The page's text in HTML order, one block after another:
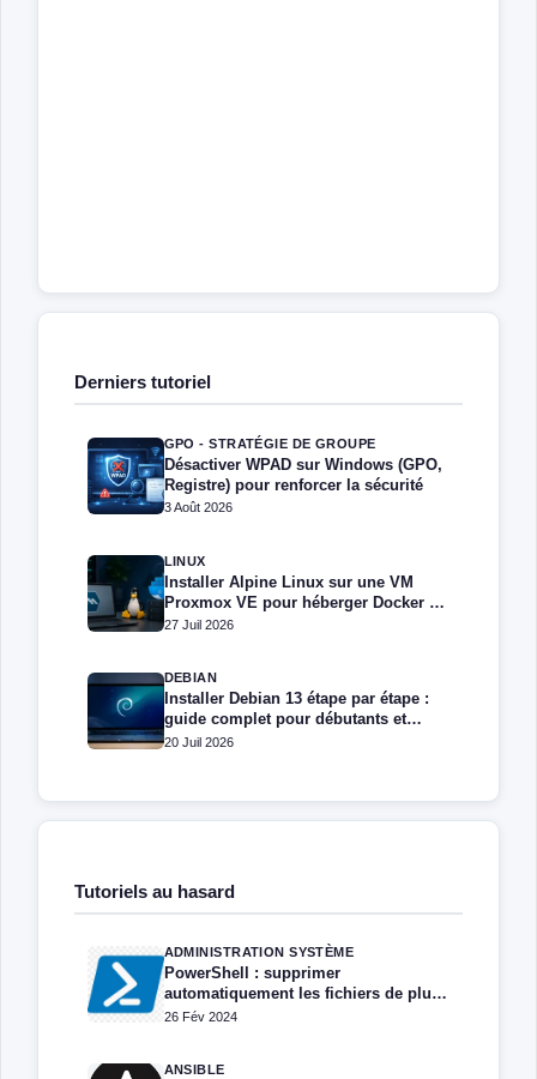
Derniers tutoriel
GPO - STRATÉGIE DE GROUPE
Désactiver WPAD sur Windows (GPO,
Registre) pour renforcer la sécurité
3 Août 2026
LINUX
Installer Alpine Linux sur une VM
Proxmox VE pour héberger Docker et
Docker Compose
27 Juil 2026
DEBIAN
Installer Debian 13 étape par étape :
guide complet pour débutants et
administrateurs
20 Juil 2026
Tutoriels au hasard
ADMINISTRATION SYSTÈME
PowerShell : supprimer
automatiquement les fichiers de plus
de X jours
26 Fév 2024
ANSIBLE